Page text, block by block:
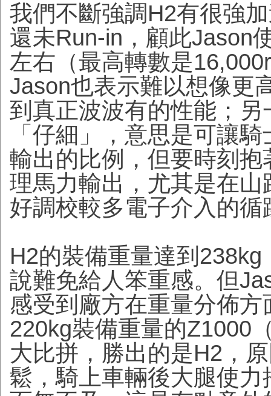
我們不斷強調H2有很強
還未Run-in，顧此Jason
左右（最高轉數是
Jason也表示難以想像更
到真正波波有的性能；
「仔細」，意思是可讓
輸出的比例，但要時刻
理馬力輸出，尤其是在
好調校較多電子介入的
H2的裝備重量達到
說難免給人笨重感。但
感受到廠方在重量分佈
220kg裝備重量的Z1000
大比拼，勝出的是H2，
鬆，騎上車輛後大腿使